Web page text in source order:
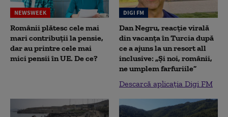
NEWSWEEK
Românii plătesc cele mai
mari contribuții la pensie,
dar au printre cele mai
mici pensii în UE. De ce?
DIGI FM
Dan Negru, reacție virală
din vacanța în Turcia după
ce a ajuns la un resort all
inclusive: „Și noi, românii,
ne umplem farfuriile”
Descarcă aplicația Digi FM